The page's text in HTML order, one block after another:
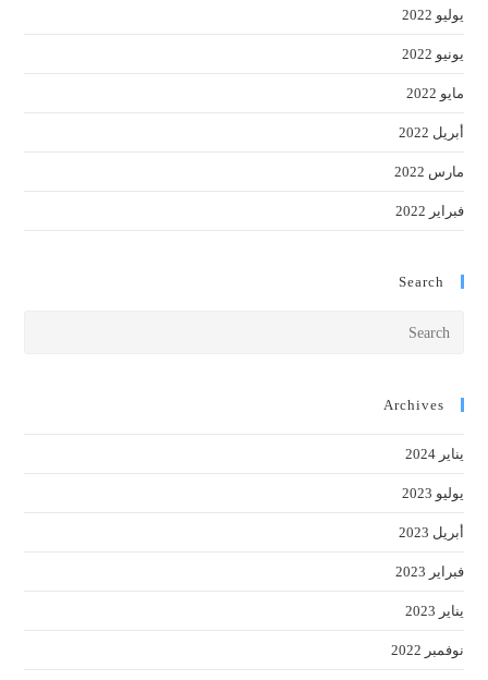
يوليو 2022
يونيو 2022
مايو 2022
أبريل 2022
مارس 2022
فبراير 2022
Search
Archives
يناير 2024
يوليو 2023
أبريل 2023
فبراير 2023
يناير 2023
نوفمبر 2022